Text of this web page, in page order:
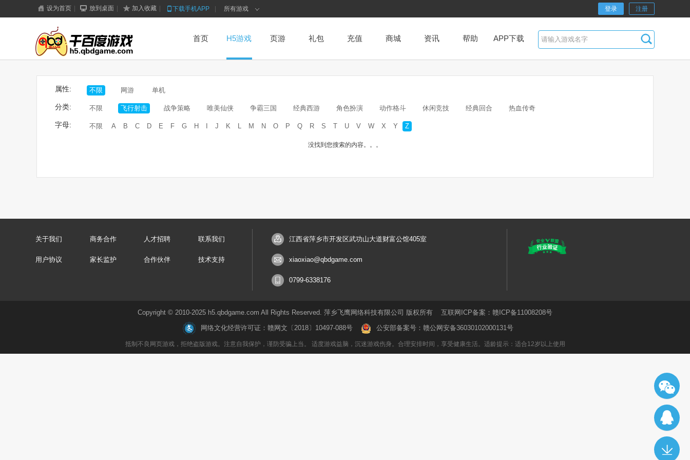
设为首页 放到桌面 加入收藏 下载手机APP 所有游戏 登录 注册
首页 H5游戏 页游 礼包 充值 商城 资讯 帮助 APP下载
属性: 不限 网游 单机
分类: 不限 飞行射击 战争策略 唯美仙侠 争霸三国 经典西游 角色扮演 动作格斗 休闲竞技 经典回合 热血传奇
字母: 不限 A B C D E F G H I J K L M N O P Q R S T U V W X Y Z
没找到您搜索的内容。。。
关于我们 商务合作 人才招聘 联系我们
用户协议 家长监护 合作伙伴 技术支持
江西省萍乡市开发区武功山大道财富公馆405室
xiaoxiao@qbdgame.com
0799-6338176
Copyright © 2010-2025 h5.qbdgame.com All Rights Reserved. 萍乡飞鹰网络科技有限公司 版权所有 互联网ICP备案： 赣ICP备11008208号
网络文化经营许可证： 赣网文〔2018〕10497-088号 公安部备案号： 赣公网安备36030102000131号
抵制不良网页游戏，拒绝盗版游戏。注意自我保护，谨防受骗上当。 适度游戏益脑，沉迷游戏伤身。合理安排时间，享受健康生活。适龄提示：适合12岁以上使用